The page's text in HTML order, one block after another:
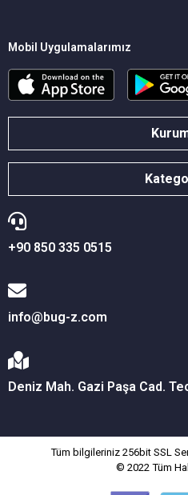
Mobil Uygulamalarımız
+90 850 335 0515
info@bug-z.com
Deniz Mah. Gazi Paşa Cad.
Tüm bilgileriniz 256bit SSL
© 2022 Tüm